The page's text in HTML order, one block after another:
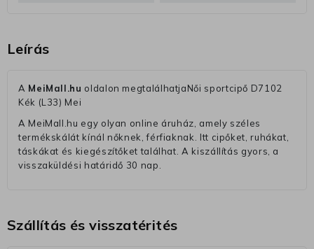
Leírás
A MeiMall.hu oldalon megtalálhatjaNői sportcipő D7102
Kék (L33) Mei
A MeiMall.hu egy olyan online áruház, amely széles
termékskálát kínál nőknek, férfiaknak. Itt cipőket, ruhákat,
táskákat és kiegészítőket találhat. A kiszállítás gyors, a
visszaküldési határidő 30 nap.
Szállítás és visszatérités